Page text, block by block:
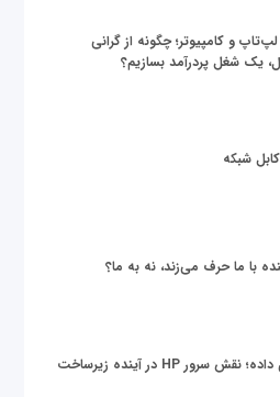
و کامپیوتر؛ چگونه از گرانی
یک شغل پردرآمد بسازیم؟
شبکه
با ما حرف می‌زند، نه به ما؟
زیر پوست دنیای داده؛ نقش سرور HP در آینده زیرساخت